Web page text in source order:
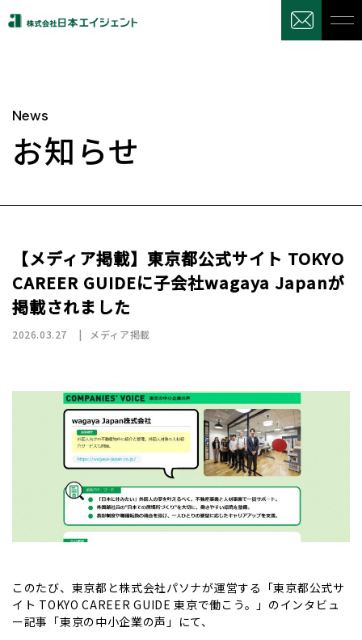
News
お知らせ
【メディア掲載】東京都公式サイト TOKYO
CAREER GUIDEに子会社wagaya Japanが
掲載されました
2026.03.27 メディア掲載
このたび、東京都と株式会社パソナが運営する「東京都公式サ
イト TOKYO CAREER GUIDE 東京で働こう。」のインタビュ
ー記事「東京の中小企業の声」にて、